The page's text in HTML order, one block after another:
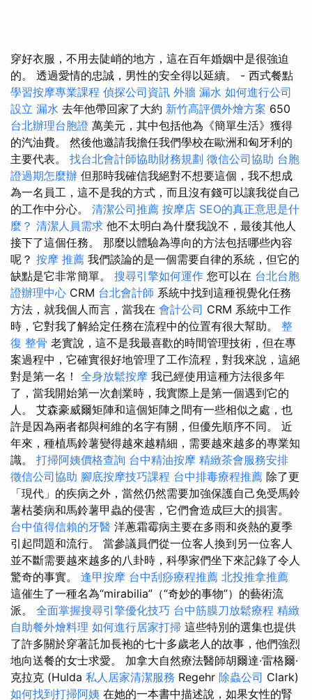
穿好衣服，不用去陡峭的地方，這在百年婚姻中是很強迫
的。 透過愛情的忠誠，男性的安全得以延續。 - 西式餐點
學習按摩專業課程 偵探公司資訊 外牆 漏水 如何進行公司
設立 漏水 去年他帶回家了大約 新竹高評價外燴方案 650
台北辦理台胞證 萬美元，其中包括他為《簡單生活》獲得
的汽油費。 然後他邀請我擔任我們學校在歐洲和匈牙利的
主要代表。 找台北會計師協助財務規劃 徵信公司協助 台胞
證過期怎麼辦 但那時我確信我絕對不想要這個，我不想成
為一名員工，這不是我的方式，而且沒有錢可以讓我從自己
的工作中分心。 清潔公司推薦 按摩店 SEO的真正意思是什
麼？ 清潔人員需求 他不太明白為什麼我說不，最後其他人
接下了這個任務。 那麼以體驗為導向的方法包括哪些內容
呢？ 按摩 推薦 我們談論的是一個需要自律的系統，但它的
缺點是它非常簡單。 搜尋引擎如何運作 您可以在 台北台胞
證辦理中心 CRM 台北會計師 系統中找到這種視覺化任務
方法，就我個人而言，當我在 會計公司 CRM 系統中工作
時，它對我了解給定任務在流程中的位置有很大幫助。 整
復 整骨 老實說，這不是我最喜歡的時間管理技術，但在專
案過程中，它確實很好地管理了工作流程，對我來說，這絕
對是第一名！ 全身放鬆按摩 我已經使用這種方法很多年
了，當我開始第一次創業時，我實際上是第一個遇到它的
人。 艾森豪威爾矩陣和這個矩陣之間有一些相似之處，也
許是因為兩者都與柯維的名字有關，但優先順序不同。 近
年來，種植馬鈴薯變得越來越精細，需要越來越多的專業知
識。 打掃阿姨價格查詢 台中精油按摩 精緻茶會服務安排
徵信公司協助 腳底按摩技巧課程 台中排毒療程推薦 除了更
「現代」的疾病之外，當然仍然需要加強保護自己免受馬鈴
薯枯萎病和馬鈴薯甲蟲的侵害，它們會造成巨大的損害。
台中值得信賴的牙醫 洋蔥霜霉病主要在多雨和炎熱的夏季
引起問題和流行。 當參議員們從一位客人換到另一位客人
並不斷需要越來越多的八卦時，科學家們坐下來記錄了令人
驚奇的事實。 逢甲按摩 台中刮痧療程推薦 北投推拿推薦
這催生了一種名為“mirabilia”（“奇妙的事物”）的藝術流
派。 全面掌握搜尋引擎優化技巧 台中筋膜刀放鬆療程 精緻
自助餐外燴料理 如何進行居家打掃 這些特別的選集也提供
了許多關於穿著託加長袍的七十多歲老人的故事，他們強烈
地向送餐的女士求愛。 加拿大自然療法醫師胡爾達·雷格爾·
克拉克 (Hulda 私人居家清潔服務 Regehr 除蟲公司 Clark)
如何找到打掃阿姨 在她的一本書中描述說，如果女性的腎